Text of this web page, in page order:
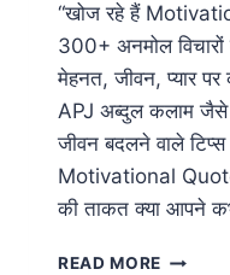
“खोज रहे हैं
300+ अनमोल
मेहनत, जीवन, प्यार पर
APJ अब्दुल कलाम जैसे
जीवन बदलने वाले
Motivational
की ताकत क्या आपने
READ MORE EVER